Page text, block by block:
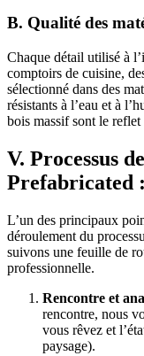
B. Qualité des
Chaque détail utilisé à
comptoirs de cuisine,
sélectionné dans des
résistants à l’eau et à
bois massif sont le
V. Processus
Prefabricated
L’un des principaux
déroulement du
suivons une feuille de
professionnelle.
Rencontre et
rencontre, nous
vous rêvez et
paysage).